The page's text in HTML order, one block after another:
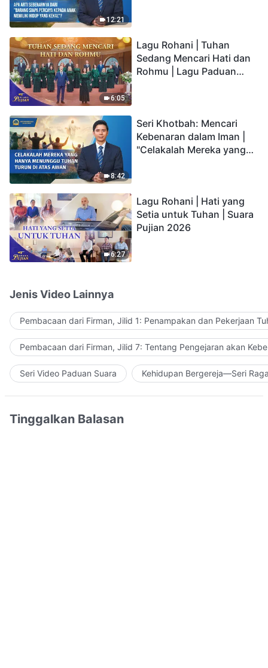
12:21
6:05
Lagu Rohani | Tuhan
Sedang Mencari Hati dan
Rohmu | Lagu Paduan
8:42
Seri Khotbah: Mencari
Kebenaran dalam Iman |
"Celakalah Mereka yang
6:27
Lagu Rohani | Hati yang
Setia untuk Tuhan | Suara
Pujian 2026
Jenis Video Lainnya
Pembacaan dari Firman, Jilid 1: Penampakan dan Pekerjaan
Pembacaan dari Firman, Jilid 7: Tentang Pengejaran akan
Seri Video Paduan Suara Kehidupan Bergereja—Seri
Tinggalkan Balasan